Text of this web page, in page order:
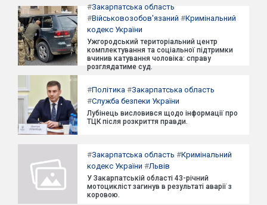
#Закарпатська область
#Військовозобов'язаний #Кримінальний
кодекс України
Ужгородський територіальний центр
комплектування та соціальної підтримки
вчинив катування чоловіка: справу
розглядатиме суд.
#Політика #Закарпатська область
#Служба безпеки України
Лубінець висловився щодо інформації про
ТЦК після розкриття правди.
#Закарпатська область #Кримінальний
кодекс України #Львів
У Закарпатській області 43-річний
мотоцикліст загинув в результаті аварії з
коровою.